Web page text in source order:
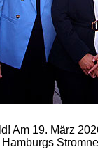
Am 19. März